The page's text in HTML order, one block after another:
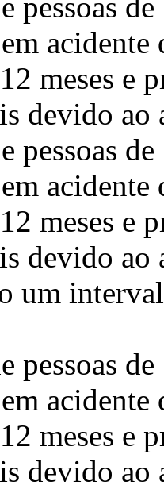
acidente
meses e
devido ao
pessoas
acidente
meses e
devido ao
um
pessoas
acidente
meses e
devido ao